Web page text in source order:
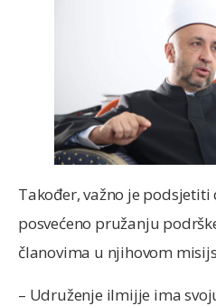
Također, važno je
posvećeno pružanju
članovima u njihovom
– Udruženje ilmijje ima